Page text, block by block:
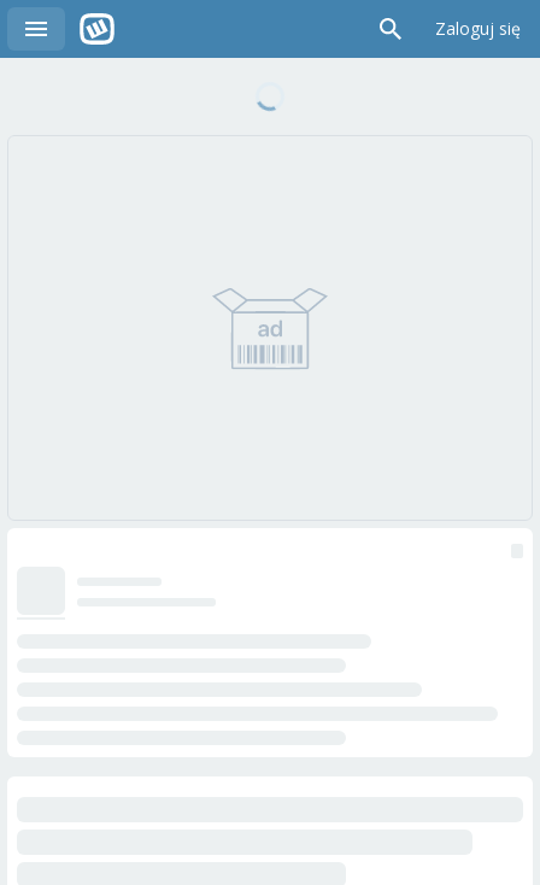
Zaloguj się